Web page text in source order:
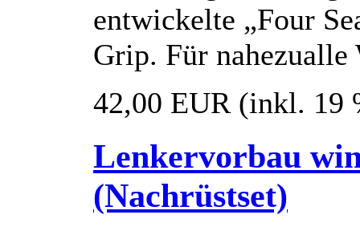
entwickelte „Four
Grip. Für nahezualle
42,00 EUR (inkl. 19
Lenkervorbau
(Nachrüstset)